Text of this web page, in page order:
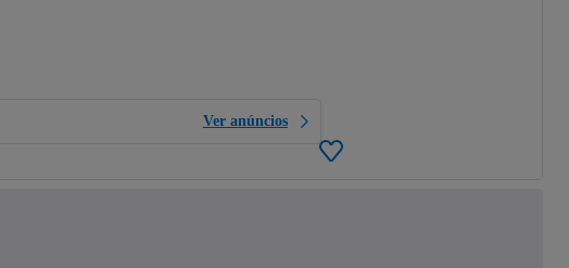
Ver anúncios